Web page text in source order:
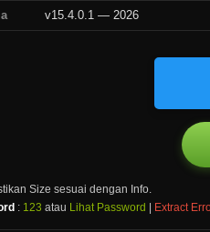
v15.4.0.1 — 2026
Size sesuai dengan Info.
: 123 atau Lihat Password Extract